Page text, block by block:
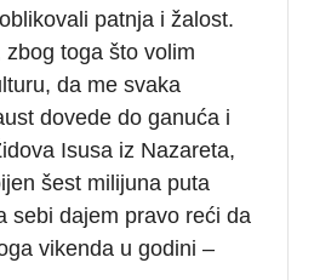
patnja i žalost.
toga što volim
da me svaka
dovede do ganuća i
Isusa iz Nazareta,
šest milijuna puta
sebi dajem pravo reći da
vikenda u godini –